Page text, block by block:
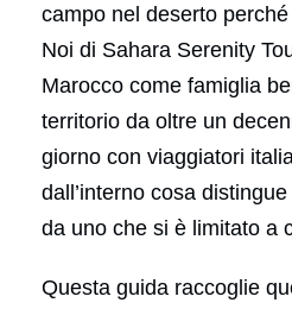
campo nel deserto
Noi di Sahara Serenity
Marocco come famiglia
territorio da oltre un
giorno con viaggiatori
dall’interno cosa
da uno che si è limitato a
Questa guida raccoglie